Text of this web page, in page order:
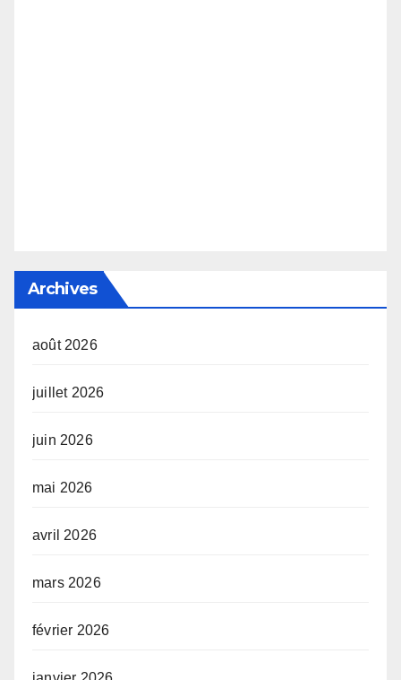
Archives
août 2026
juillet 2026
juin 2026
mai 2026
avril 2026
mars 2026
février 2026